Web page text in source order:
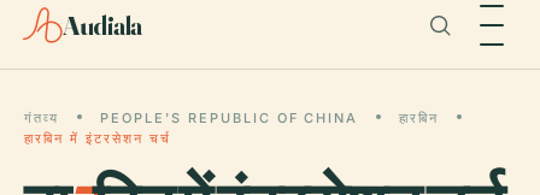
Audiala
गंतव्य PEOPLE'S REPUBLIC OF CHINA
हारबिन
हारबिन में इंटरसेशन चर्च